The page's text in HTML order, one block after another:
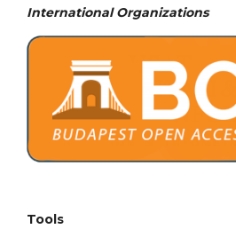
International Organizations
Tools